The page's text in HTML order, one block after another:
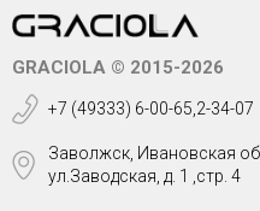
GRACIOLA © 2015-2026
+7 (49333) 6-00-65,2-34-07
Заволжск, Ивановская
ул.Заводская, д. 1 ,стр. 4